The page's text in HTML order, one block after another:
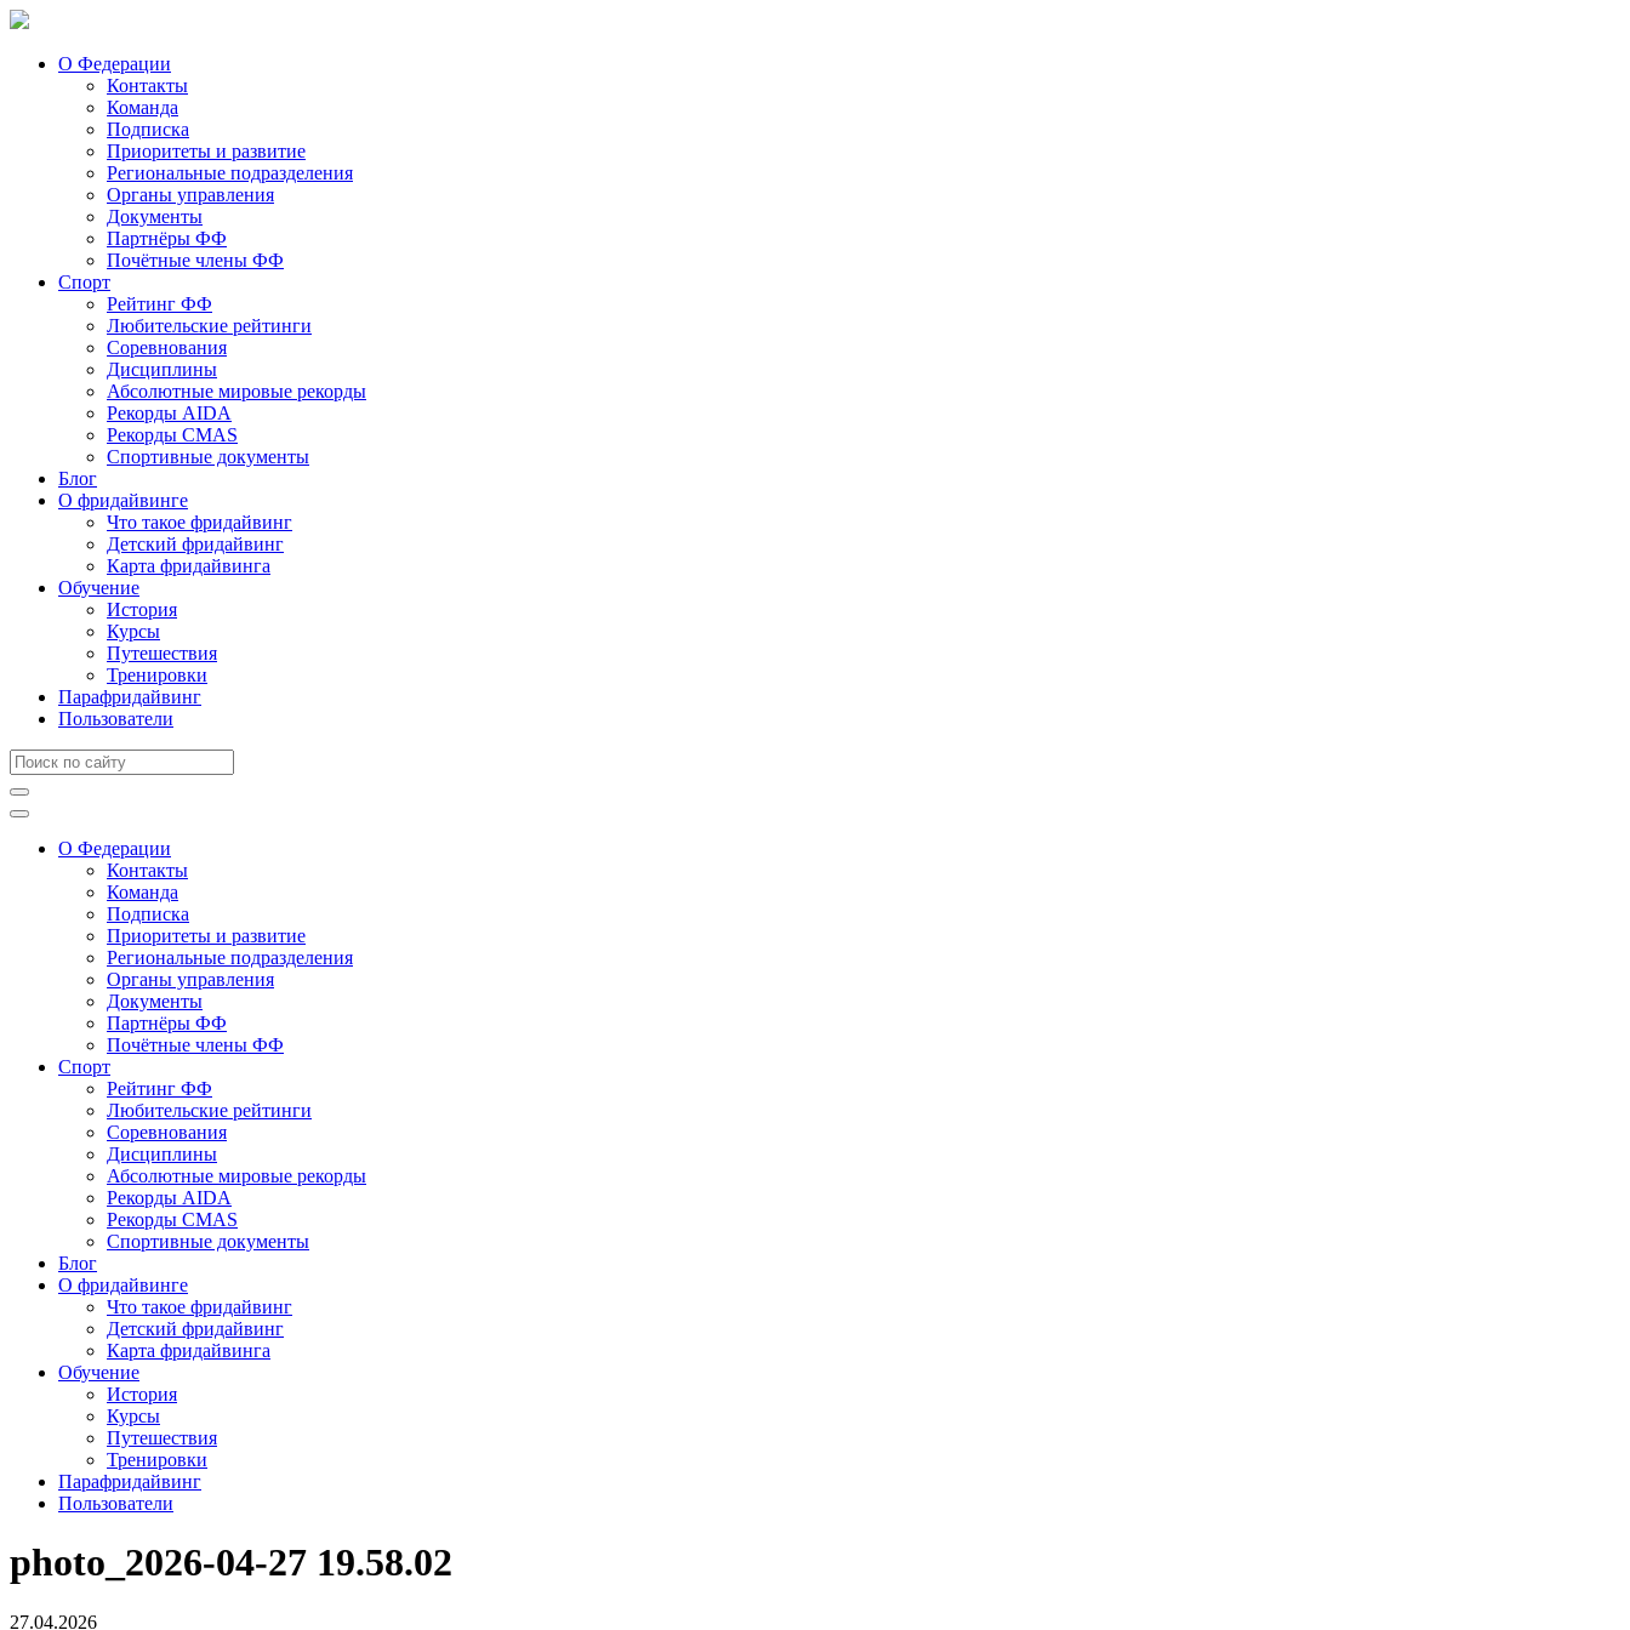
О Федерации
Контакты
Команда
Подписка
Приоритеты и развитие
Региональные подразделения
Органы управления
Документы
Партнёры ФФ
Почётные члены ФФ
Спорт
Рейтинг ФФ
Любительские рейтинги
Соревнования
Дисциплины
Абсолютные мировые рекорды
Рекорды AIDA
Рекорды CMAS
Спортивные документы
Блог
О фридайвинге
Что такое фридайвинг
Детский фридайвинг
Карта фридайвинга
Обучение
История
Курсы
Путешествия
Тренировки
Парафридайвинг
Пользователи
О Федерации
Контакты
Команда
Подписка
Приоритеты и развитие
Региональные подразделения
Органы управления
Документы
Партнёры ФФ
Почётные члены ФФ
Спорт
Рейтинг ФФ
Любительские рейтинги
Соревнования
Дисциплины
Абсолютные мировые рекорды
Рекорды AIDA
Рекорды CMAS
Спортивные документы
Блог
О фридайвинге
Что такое фридайвинг
Детский фридайвинг
Карта фридайвинга
Обучение
История
Курсы
Путешествия
Тренировки
Парафридайвинг
Пользователи
photo_2026-04-27 19.58.02
27.04.2026